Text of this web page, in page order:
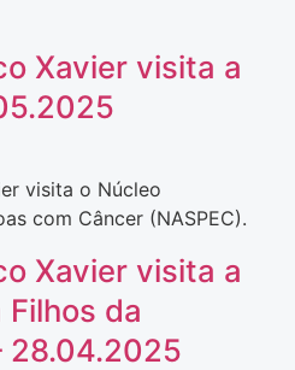
Xavier visita a
visita o Núcleo
com Câncer (NASPEC).
Xavier visita a
Filhos da
28.04.2025